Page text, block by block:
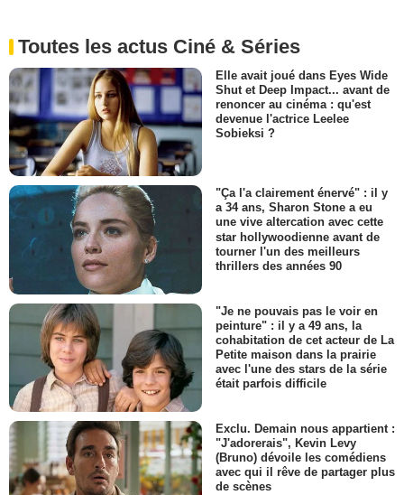
Toutes les actus Ciné & Séries
Elle avait joué dans Eyes Wide
Shut et Deep Impact... avant de
renoncer au cinéma : qu'est
devenue l'actrice Leelee
Sobieksi ?
"Ça l'a clairement énervé" : il y
a 34 ans, Sharon Stone a eu
une vive altercation avec cette
star hollywoodienne avant de
tourner l'un des meilleurs
thrillers des années 90
"Je ne pouvais pas le voir en
peinture" : il y a 49 ans, la
cohabitation de cet acteur de La
Petite maison dans la prairie
avec l'une des stars de la série
était parfois difficile
Exclu. Demain nous appartient :
"J'adorerais", Kevin Levy
(Bruno) dévoile les comédiens
avec qui il rêve de partager plus
de scènes